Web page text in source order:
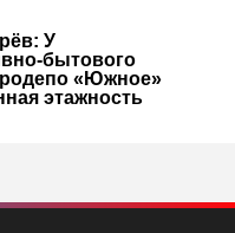
У
бытового
«Южное»
этажность